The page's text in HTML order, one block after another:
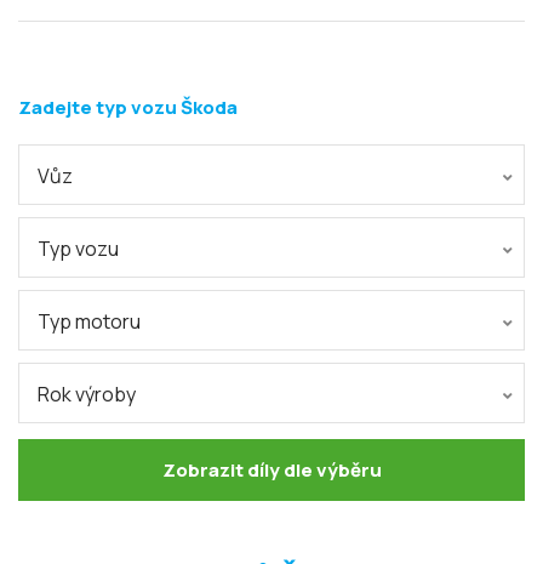
Zadejte typ vozu Škoda
Vůz
Typ vozu
Typ motoru
Rok výroby
Zobrazit díly dle výběru